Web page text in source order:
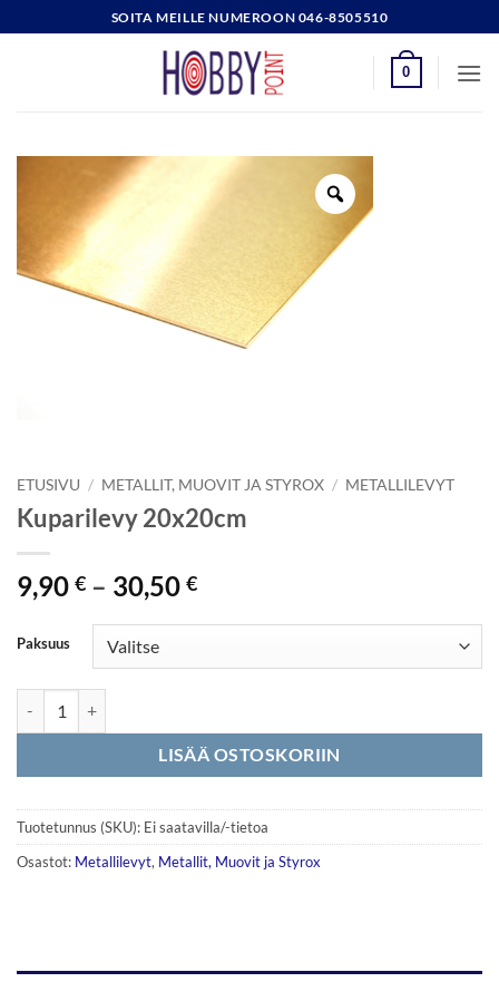
to
SOITA MEILLE NUMEROON 046-8505510
0
ETUSIVU / METALLIT, MUOVIT JA STYROX / METALLILEVYT
Kuparilevy 20x20cm
9,90 € – 30,50 €Hintaluokka:
30,50 €
Paksuus
LISÄÄ OSTOSKORIIN
Tuotetunnus (SKU): Ei saatavilla/-tietoa
Osastot: Metallilevyt, Metallit, Muovit ja Styrox